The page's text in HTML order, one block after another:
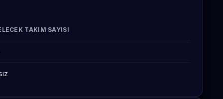
TAKIM SAYISI